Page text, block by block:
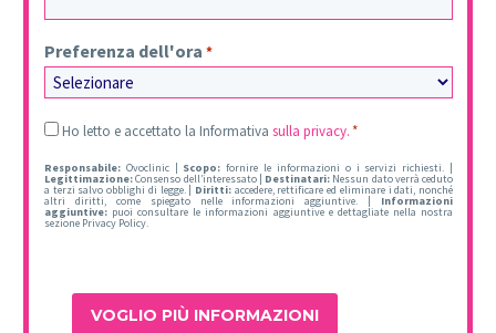
Preferenza dell'ora *
Legal
Ho letto e accettato la Informativa sulla privacy.*
Responsabile: Ovoclinic | Scopo:fornire le informazioni o i servizi richiesti. |
Legittimazione:Consenso dell’interessato | Destinatari: Nessun dato verrà ceduto
a terzi salvo obblighi di legge. | Diritti: accedere, rettificare ed eliminare i dati, nonché
altri diritti, come spiegato nelle informazioni aggiuntive. | Informazioni
aggiuntive: puoi consultare le informazioni aggiuntive e dettagliate nella nostra
sezione Privacy Policy.